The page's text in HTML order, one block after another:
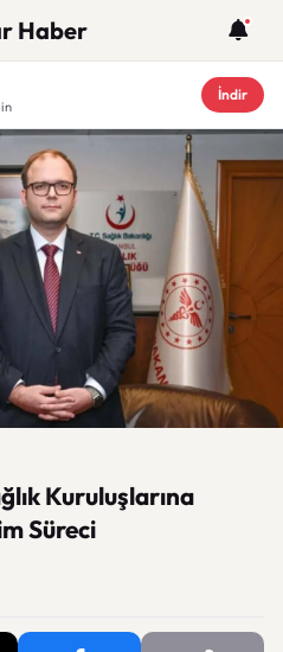
Haber
İndir
Kuruluşlarına
Süreci